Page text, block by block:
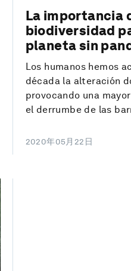
La importancia
biodiversidad
planeta sin
Los humanos hemos
década la alteración
provocando una
el derrumbe de las
2020年05月22日